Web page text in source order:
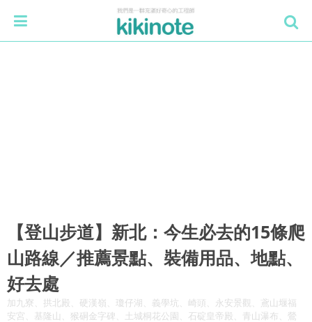
【登山步道】新北：今生必去的15條爬
山路線／推薦景點、裝備用品、地點、
好去處
加九寮、拱北殿、硬漢嶺、瓊仔湖、義學坑、崎頭、永安景觀、鳶山堰福
安宮、基隆山、猴硐金字碑、土城桐花公園、石碇皇帝殿、青山瀑布、鶯